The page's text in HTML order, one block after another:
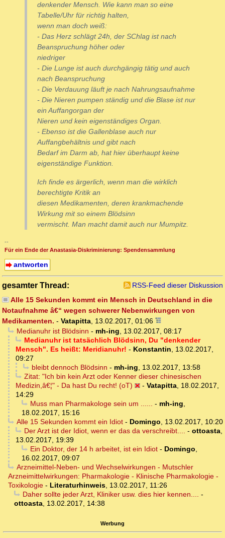
denkender Mensch. Wie kann man so eine
Tabelle/Uhr für richtig halten,
wenn man doch weiß:
- Das Herz schlägt 24h, der SChlag ist nach
Beanspruchung höher oder
niedriger
- Die Lunge ist auch durchgängig tätig und auch
nach Beanspruchung
- Die Verdauung läuft je nach Nahrungsaufnahme
- Die Nieren pumpen ständig und die Blase ist nur
ein Auffangorgan der
Nieren und kein eigenständiges Organ.
- Ebenso ist die Gallenblase auch nur
Auffangbehältnis und gibt nach
Bedarf im Darm ab, hat hier überhaupt keine
eigenständige Funktion.
Ich finde es ärgerlich, wenn man die wirklich
berechtigte Kritik an
diesen Medikamenten, deren krankmachende
Wirkung mit so einem Blödsinn
vermischt. Man macht damit auch nur Mumpitz.
--
Für ein Ende der Anastasia-Diskriminierung: Spendensammlung
antworten
gesamter Thread:
RSS-Feed dieser Diskussion
Alle 15 Sekunden kommt ein Mensch in Deutschland in die
Notaufnahme â€“ wegen schwerer Nebenwirkungen von
Medikamenten. - Vatapitta, 13.02.2017, 01:06
Medianuhr ist Blödsinn - mh-ing, 13.02.2017, 08:17
Medianuhr ist tatsächlich Blödsinn, Du "denkender
Mensch". Es heißt: Meridianuhr! - Konstantin, 13.02.2017,
09:27
bleibt dennoch Blödsinn - mh-ing, 13.02.2017, 13:58
Zitat: "Ich bin kein Arzt oder Kenner dieser chinesischen
Medizin,â€¦" - Da hast Du recht! (oT)
- Vatapitta, 18.02.2017,
14:29
Muss man Pharmakologe sein um ...... - mh-ing,
18.02.2017, 15:16
Alle 15 Sekunden kommt ein Idiot- Domingo, 13.02.2017, 10:20
Der Arzt ist der Idiot, wenn er das da verschreibt.... - ottoasta,
13.02.2017, 19:39
Ein Doktor, der 14 h arbeitet, ist ein Idiot- Domingo,
16.02.2017, 09:07
Arzneimittel-Neben- und Wechselwirkungen - Mutschler
Arzneimittelwirkungen: Pharmakologie - Klinische Pharmakologie -
Toxikologie - Literaturhinweis, 13.02.2017, 11:26
Daher sollte jeder Arzt, Kliniker usw. dies hier kennen.... -
ottoasta, 13.02.2017, 14:38
Werbung